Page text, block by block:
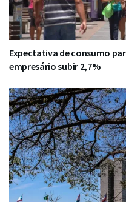
Expectativa de consumo
empresário subir 2,7%